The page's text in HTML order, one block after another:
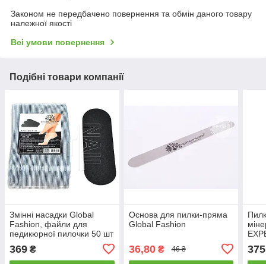
Законом не передбачено повернення та обмін даного товару
належної якості
Всі умови повернення
Подібні товари компанії
Змінні насадки Global
Fashion, файли для
педикюрної пилочки 50 шт
369 ₴
Основа для пилки-пряма
Global Fashion
36,80₴ 46 ₴ 375